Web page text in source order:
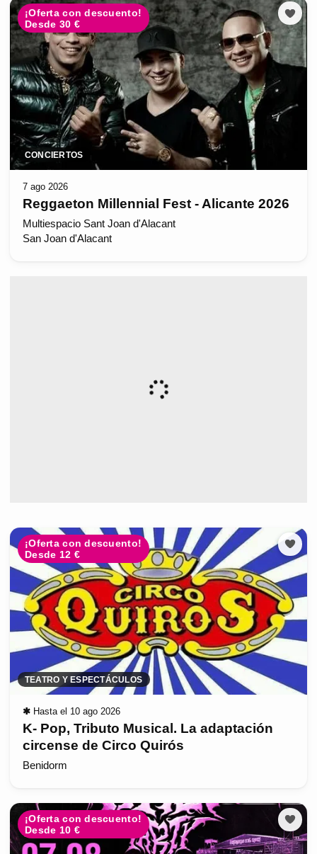
¡Oferta con descuento!
Desde 30 €
CONCIERTOS
7 ago 2026
Reggaeton Millennial Fest - Alicante 2026
Multiespacio Sant Joan d'Alacant
San Joan d'Alacant
¡Oferta con descuento!
Desde 12 €
TEATRO Y ESPECTÁCULOS
✱ Hasta el 10 ago 2026
K- Pop, Tributo Musical. La adaptación
circense de Circo Quirós
Benidorm
¡Oferta con descuento!
Desde 10 €